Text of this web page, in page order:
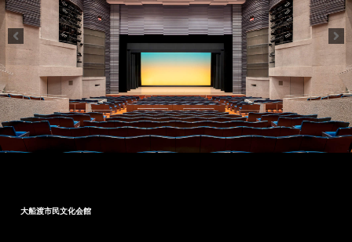
大船渡市民文化会館